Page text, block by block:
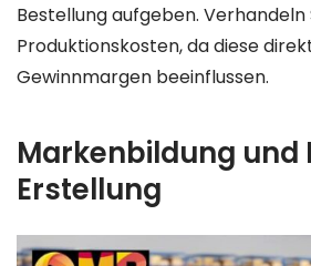
Bestellung aufgeben. Verhandeln
Produktionskosten, da diese
Gewinnmargen beeinflussen.
Markenbildung und
Erstellung